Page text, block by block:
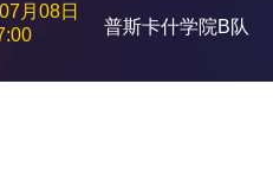
月08日
普斯卡什学院B队